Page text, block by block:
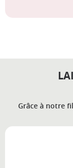
Grâce à notre